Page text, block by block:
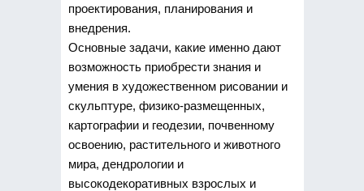
проектирования, планирования и
внедрения.
Основные задачи, какие именно дают
возможность приобрести знания и
умения в художественном рисовании и
скульптуре, физико-размещенных,
картографии и геодезии, почвенному
освоению, растительного и животного
мира, дендрологии и
высокодекоративных взрослых и